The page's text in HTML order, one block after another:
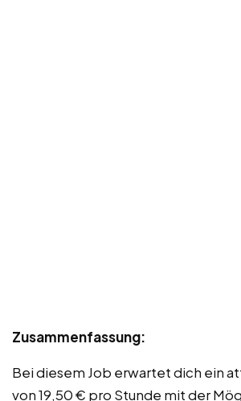
Zusammenfassung:
Bei diesem Job erwartet dich ein
von 19,50 € pro Stunde mit der